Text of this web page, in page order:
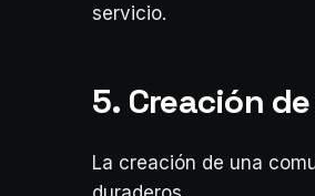
servicio.
5. Creación
La creación de una